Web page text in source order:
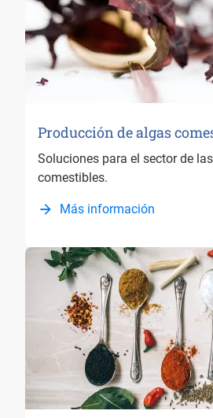
Producción de algas
Soluciones para el sector de
comestibles.
Más información